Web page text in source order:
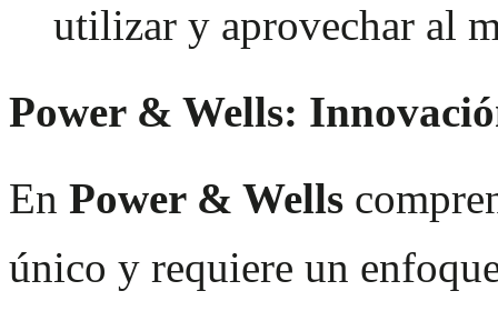
utilizar y aprovechar al
Power & Wells:
En Power & Wells
único y requiere un